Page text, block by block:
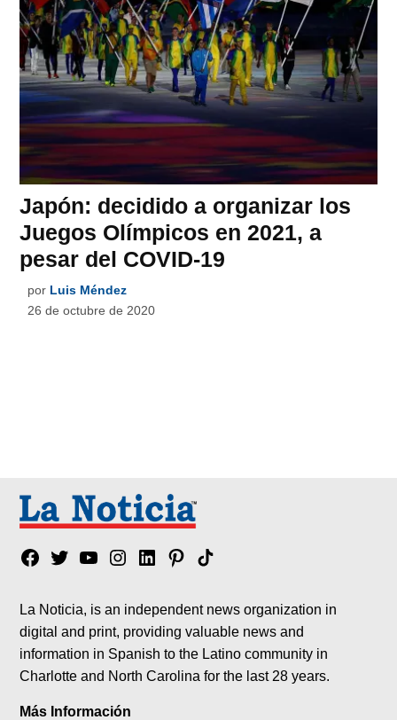
Japón: decidido a organizar los
Juegos Olímpicos en 2021, a
pesar del COVID-19
por Luis Méndez
26 de octubre de 2020
Facebook
TwitterYouTubeInstagram
LinkedinPinterest
Tik
La Noticia, is an independent news organization in
digital and print, providing valuable news and
information in Spanish to the Latino community in
Charlotte and North Carolina for the last 28 years.
Más Información